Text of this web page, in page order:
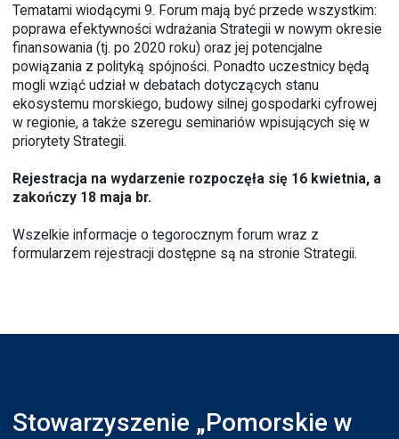
Tematami wiodącymi 9. Forum mają być przede wszystkim:
poprawa efektywności wdrażania Strategii w nowym okresie
finansowania (tj. po 2020 roku) oraz jej potencjalne
powiązania z polityką spójności. Ponadto uczestnicy będą
mogli wziąć udział w debatach dotyczących stanu
ekosystemu morskiego, budowy silnej gospodarki cyfrowej
w regionie, a także szeregu seminariów wpisujących się w
priorytety Strategii.
Rejestracja na wydarzenie rozpoczęła się 16 kwietnia, a
zakończy 18 maja br.
Wszelkie informacje o tegorocznym forum wraz z
formularzem rejestracji dostępne są na stronie Strategii.
Stowarzyszenie „Pomorskie w